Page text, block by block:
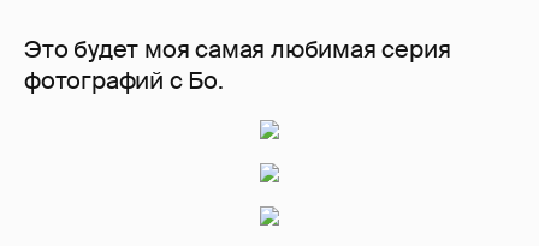
Это будет моя самая любимая серия
фотографий с Бо.